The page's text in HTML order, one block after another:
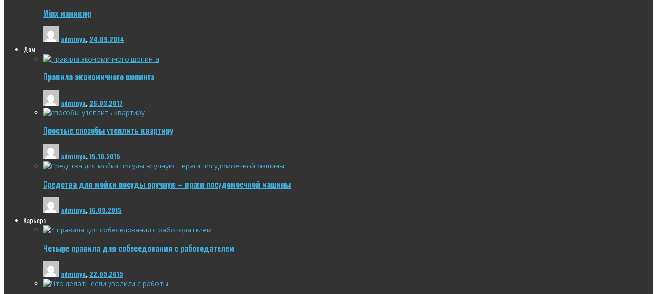
Minx маникюр
adminya, 24.09.2014
Дом
Правила экономичного шопинга
adminya, 26.03.2017
Простые способы утеплить квартиру
adminya,15.10.2015
Средства для мойки посуды вручную – враги посудомоечной машины
adminya,16.09.2015
Карьера
Четыре правила для собеседования с работодателем
adminya, 22.09.2015